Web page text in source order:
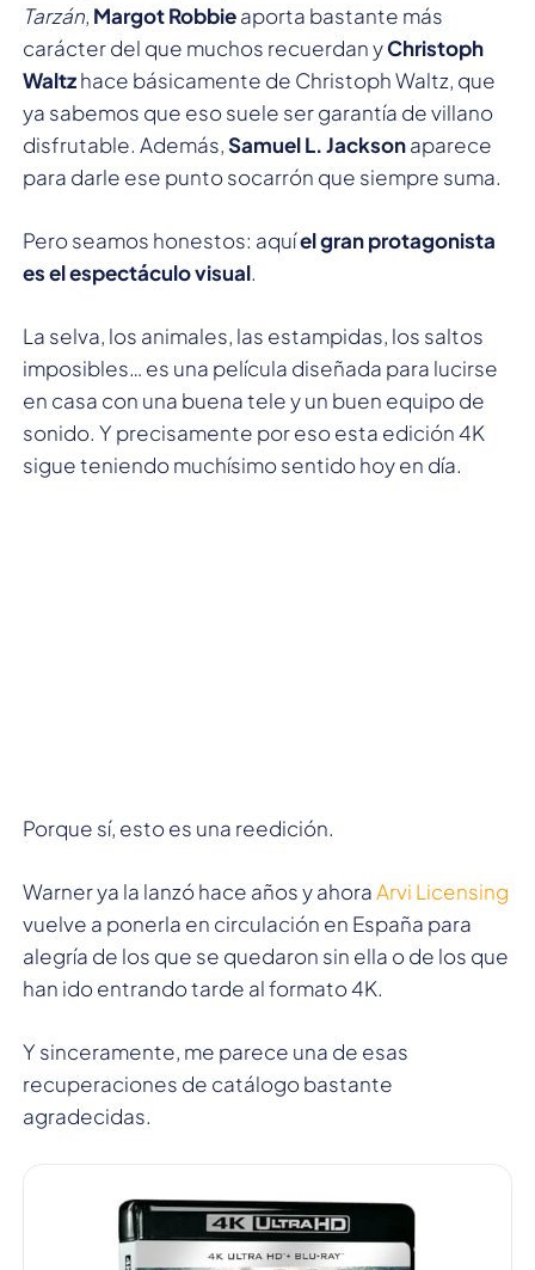
Tarzán, Margot Robbieaporta bastante más
carácter del que muchos recuerdan yChristoph
Waltzhace básicamente de Christoph Waltz, que
ya sabemos que eso suele ser garantía de villano
disfrutable. Además,Samuel L. Jacksonaparece
para darle ese punto socarrón que siempre suma.
Pero seamos honestos: aquíel gran protagonista
es el espectáculo visual.
La selva, los animales, las estampidas, los saltos
imposibles… es una película diseñada para lucirse
en casa con una buena tele y un buen equipo de
sonido. Y precisamente por eso esta edición 4K
sigue teniendo muchísimo sentido hoy en día.
Porque sí, esto es una reedición.
Warner ya la lanzó hace años y ahoraArvi Licensing
vuelve a ponerla en circulación en España para
alegría de los que se quedaron sin ella o de los que
han ido entrando tarde al formato 4K.
Y sinceramente, me parece una de esas
recuperaciones de catálogo bastante
agradecidas.